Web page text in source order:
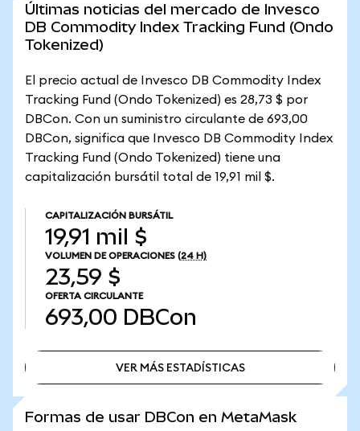
Últimas noticias del mercado de Invesco
DB Commodity Index Tracking Fund (Ondo
Tokenized)
El precio actual de Invesco DB Commodity Index
Tracking Fund (Ondo Tokenized) es 28,73 $ por
DBCon. Con un suministro circulante de 693,00
DBCon, significa que Invesco DB Commodity Index
Tracking Fund (Ondo Tokenized) tiene una
capitalización bursátil total de 19,91 mil $.
CAPITALIZACIÓN BURSÁTIL
19,91 mil $
VOLUMEN DE OPERACIONES (24 H)
23,59 $
OFERTA CIRCULANTE
693,00 DBCon
VER MÁS ESTADÍSTICAS
Formas de usar DBCon en MetaMask